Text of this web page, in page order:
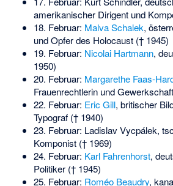
amerikanischer Dirigent und
18. Februar: Malva Schalek,
und Opfer des Holocaust († 1945)
19. Februar: Nicolai Hartmann,
1950)
20. Februar: Margarethe Faas-
Frauenrechtlerin und
22. Februar: Eric Gill, britischer
Typograf († 1940)
23. Februar: Ladislav Vycpálek,
Komponist († 1969)
24. Februar: Karl Fahrenhorst,
Politiker († 1945)
25. Februar: Roméo Beaudry,